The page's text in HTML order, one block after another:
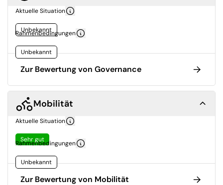
Aktuelle Situation
Unbekannt
Rahmenbedingungen
Unbekannt
Zur Bewertung von Governance
Mobilität
Aktuelle Situation
Sehr gut
Rahmenbedingungen
Unbekannt
Zur Bewertung von Mobilität